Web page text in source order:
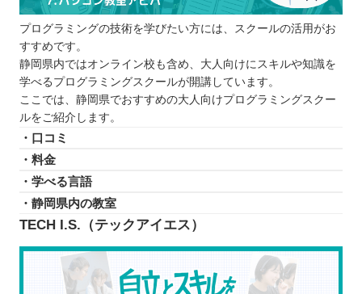
問題なく通えるスケジュールか
受講の形式は自分に合っているか
サポート体制はどうなっているか
カリキュラムの質はどうか
プログラミングスクールに通う5つのメリット
相談しやすい環境が整っている
仕事で役に立つスキルが身に付く
プログラミングスクールに通う3つのデメリット
学べる内容が限られている場合がある
プログラミングの技術を学びたい方には、スクールの活用がお
すすめです。
静岡県内ではオンライン校も含め、大人向けにスキルや知識を
学べるプログラミングスクールが開講しています。
ここでは、静岡県でおすすめの大人向けプログラミングスクー
ルをご紹介します。
・口コミ
・料金
・学べる言語
・静岡県内の教室
TECH I.S.（テックアイエス）